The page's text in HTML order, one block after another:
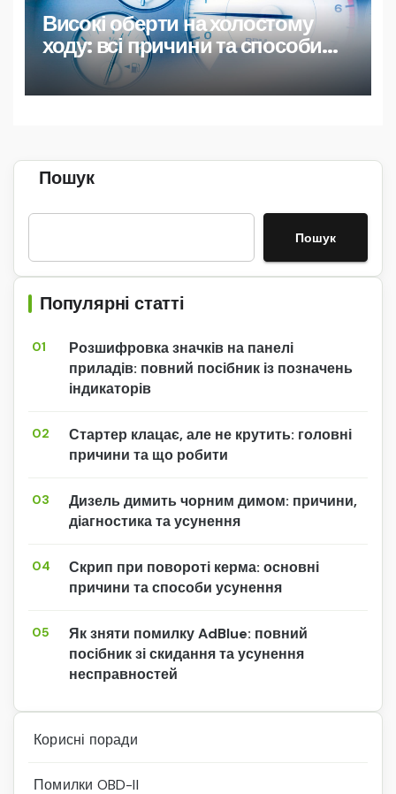
Високі оберти на холостому
ходу: всі причини та способи
усунення
Пошук
Пошук
Популярні статті
01
Розшифровка значків на панелі
приладів: повний посібник із позначень
індикаторів
02
Стартер клацає, але не крутить: головні
причини та що робити
03
Дизель димить чорним димом: причини,
діагностика та усунення
04
Скрип при повороті керма: основні
причини та способи усунення
05
Як зняти помилку AdBlue: повний
посібник зі скидання та усунення
несправностей
Корисні поради
Помилки OBD-II